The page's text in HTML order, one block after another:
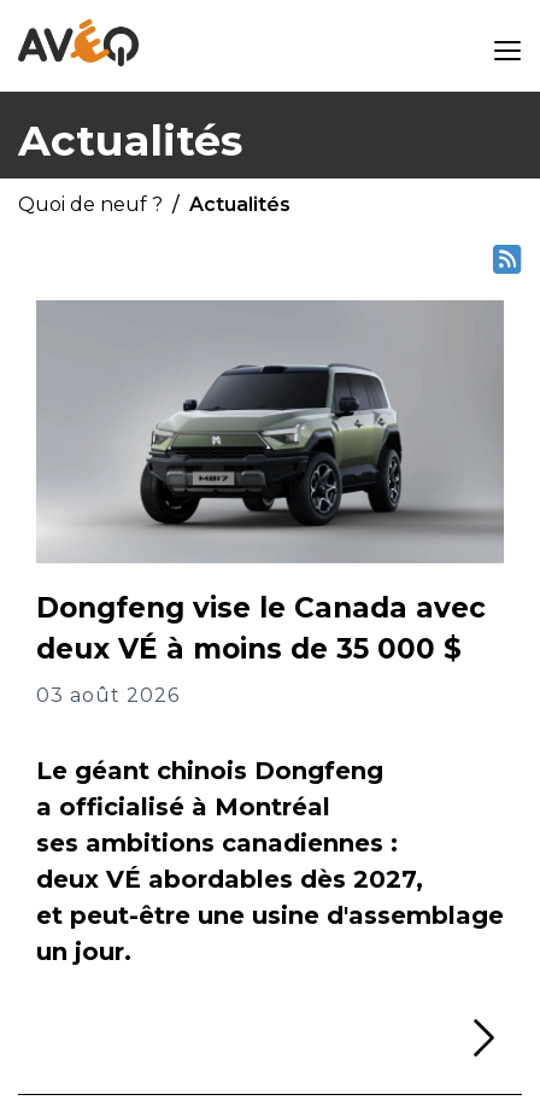
Actualités
Quoi de neuf ? Actualités
Dongfeng vise le Canada avec
deux VÉ à moins de 35 000 $
03 août 2026
Le géant chinois Dongfeng
a officialisé à Montréal
ses ambitions canadiennes :
deux VÉ abordables dès 2027,
et peut-être une usine d'assemblage
un jour.